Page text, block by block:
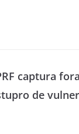
captura
de